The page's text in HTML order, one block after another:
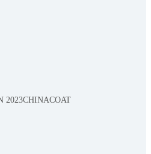
2023CHINACOAT